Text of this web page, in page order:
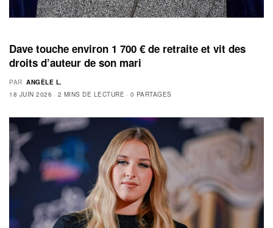
Dave touche environ 1 700 € de retraite et vit des
droits d’auteur de son mari
PAR ANGÈLE L.
18 JUIN 2026
2 MINS DE LECTURE 0 PARTAGES